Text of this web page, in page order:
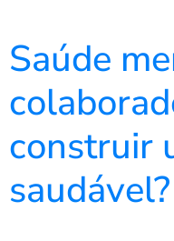
Saúde
construir
saudável?